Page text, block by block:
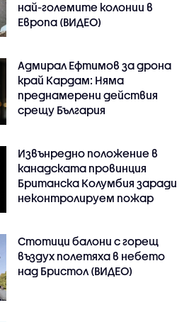
най-големите колонии в
Европа (ВИДЕО)
Адмирал Ефтимов за дрона
край Кардам: Няма
преднамерени действия
срещу България
Извънредно положение в
канадската провинция
Британска Колумбия заради
неконтролируем пожар
Стотици балони с горещ
въздух полетяха в небето
над Бристол (ВИДЕО)